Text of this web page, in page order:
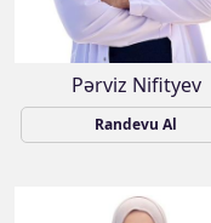
Pərviz Nifityev
Randevu Al